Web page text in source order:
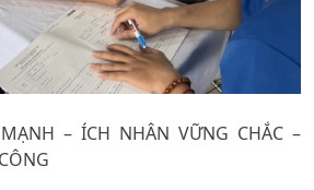
– ÍCH NHÂN VỮNG CHẮC –